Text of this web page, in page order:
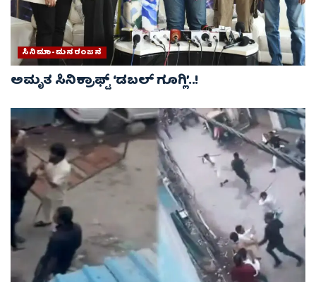
ಸಿನಿಮಾ-ಮನರಂಜನೆ
ಅಮೃತ ಸಿನಿಕ್ರಾಫ್ಟ್ ‘ಡಬಲ್ ಗೂಗ್ಲಿ’..!